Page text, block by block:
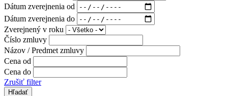
Dátum zverejnenia od
Dátum zverejnenia do
Zverejnený v roku
Číslo zmluvy
Názov / Predmet zmluvy
Cena od
Cena do
Zrušiť filter